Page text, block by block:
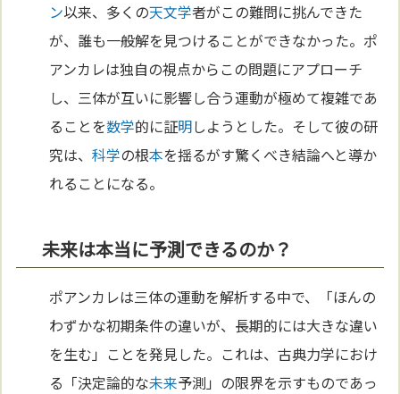
ン以来、多くの天文学者がこの難問に挑んできた
が、誰も一般解を見つけることができなかった。ポ
アンカレは独自の視点からこの問題にアプローチ
し、三体が互いに影響し合う運動が極めて複雑であ
ることを数学的に証明しようとした。そして彼の研
究は、科学の根本を揺るがす驚くべき結論へと導か
れることになる。
未来は本当に予測できるのか？
ポアンカレは三体の運動を解析する中で、「ほんの
わずかな初期条件の違いが、長期的には大きな違い
を生む」ことを発見した。これは、古典力学におけ
る「決定論的な未来予測」の限界を示すものであっ